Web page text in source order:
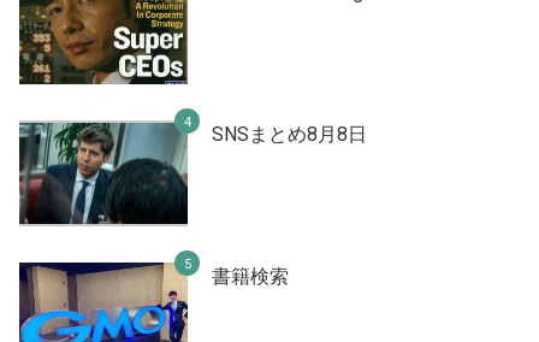
SNSまとめ8月8日
書籍検索